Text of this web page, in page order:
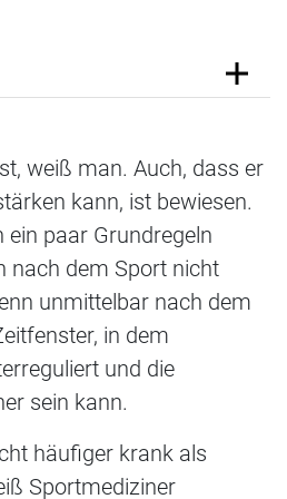
weiß man. Auch, dass er
kann, ist bewiesen.
paar Grundregeln
nach dem Sport nicht
unmittelbar nach dem
in dem
und die
sein kann.
häufiger krank als
Sportmediziner